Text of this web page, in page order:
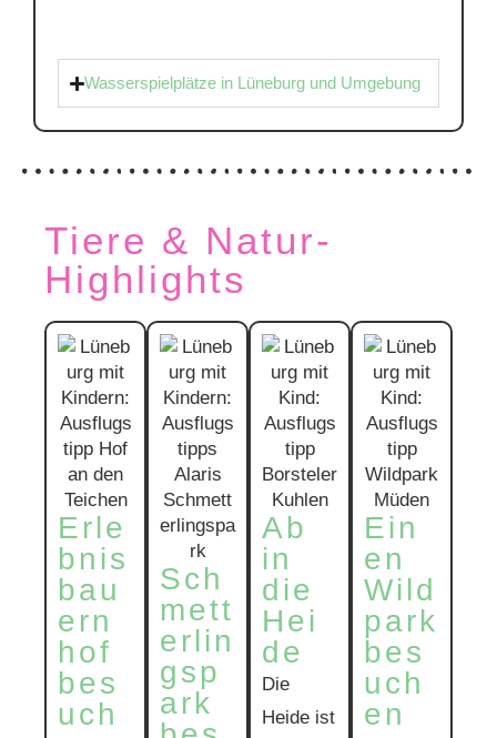
Wasserspielplätze in Lüneburg und Umgebung
Tiere & Natur-
Highlights
Erle
bnis
bau
ern
hof
bes
uch
Sch
mett
erlin
gsp
ark
Ab
in
die
Hei
de
Die
Heide ist
Ein
en
Wild
park
bes
uch
en